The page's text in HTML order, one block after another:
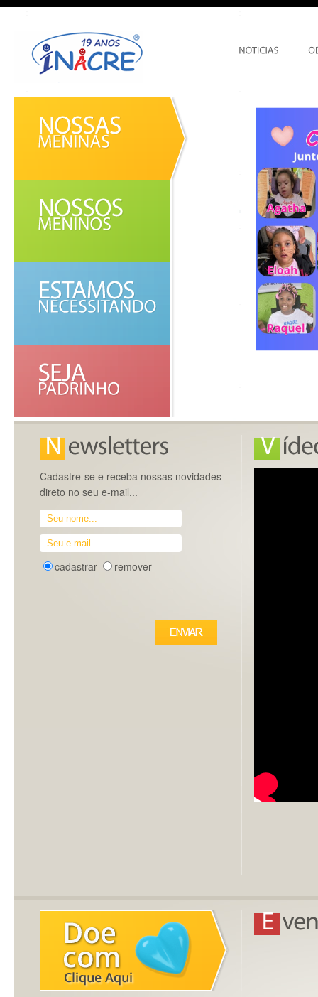
Cadastre-se e receba nossas novidades
direto no seu e-mail...
cadastrar remover